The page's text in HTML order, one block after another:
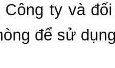
ty và
để sử